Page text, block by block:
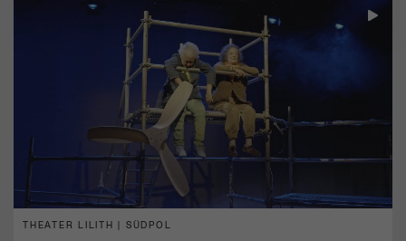
THEATER LILITH | SÜDPOL